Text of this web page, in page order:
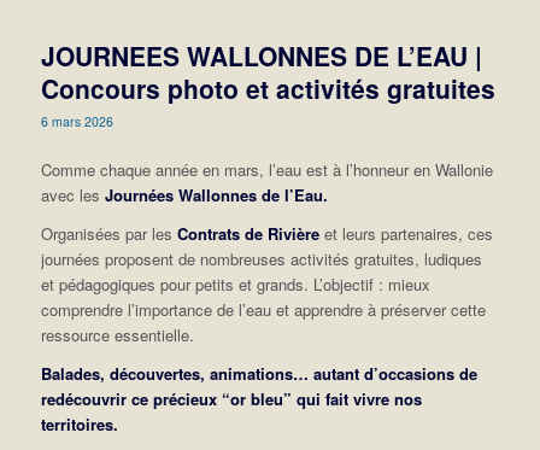
JOURNEES WALLONNES DE L’EAU |
Concours photo et activités gratuites
6 mars 2026
Comme chaque année en mars, l’eau est à l’honneur en Wallonie
avec les Journées Wallonnes de l’Eau.
Organisées par les Contrats de Rivièreet leurs partenaires, ces
journées proposent de nombreuses activités gratuites, ludiques
et pédagogiques pour petits et grands. L’objectif : mieux
comprendre l’importance de l’eau et apprendre à préserver cette
ressource essentielle.
Balades, découvertes, animations… autant d’occasions de
redécouvrir ce précieux “or bleu” qui fait vivre nos
territoires.